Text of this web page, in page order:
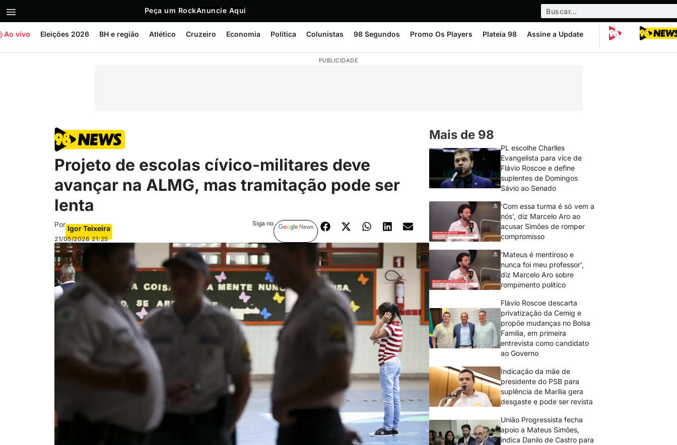
Peça um RockAnuncie Aqui
Ao vivo Eleições 2026 BH e região Atlético Cruzeiro Economia Política Colunistas 98 Segundos Promo Os Players Plateia 98 Assine a Update
PUBLICIDADE
Projeto de escolas cívico-militares deve
avançar na ALMG, mas tramitação pode ser
lenta
Por Igor Teixeira
21/05/2026 21:25
Siga no
Mais de 98
PL escolhe Charlles
Evangelista para vice de
Flávio Roscoe e define
suplentes de Domingos
Sávio ao Senado
‘Com essa turma é só vem a
nós’, diz Marcelo Aro ao
acusar Simões de romper
compromisso
‘Mateus é mentiroso e
nunca foi meu professor’,
diz Marcelo Aro sobre
rompimento político
Flávio Roscoe descarta
privatização da Cemig e
propõe mudanças no Bolsa
Família, em primeira
entrevista como candidato
ao Governo
Indicação da mãe de
presidente do PSB para
suplência de Marília gera
desgaste e pode ser revista
União Progressista fecha
apoio a Mateus Simões,
indica Danilo de Castro para